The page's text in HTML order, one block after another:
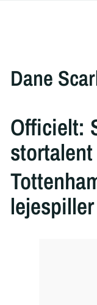
Dane
Officielt: